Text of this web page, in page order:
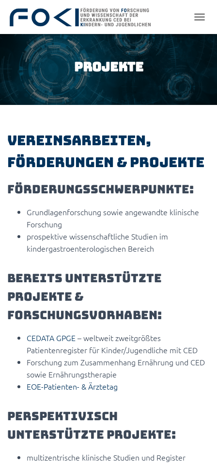
Projekte
Vereinsarbeiten,
Förderungen & Projekte
Förderungsschwerpunkte:
Grundlagenforschung sowie angewandte klinische
Forschung
prospektive wissenschaftliche Studien im
kindergastroenterologischen Bereich
Bereits unterstützte
Projekte &
Forschungsvorhaben:
CEDATA GPGE – weltweit zweitgrößtes
Patientenregister für Kinder/Jugendliche mit CED
Forschung zum Zusammenhang Ernährung und CED
sowie Ernährungstherapie
EOE-Patienten- & Ärztetag
Perspektivisch
unterstützte Projekte:
multizentrische klinische Studien und Register